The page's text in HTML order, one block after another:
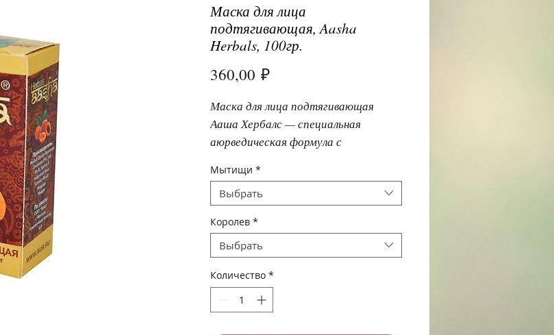
Маска для лица
подтягивающая, Aasha
Herbals, 100гр.
360,00 ₽Цена
Маска для лица подтягивающая
Ааша Хербалс — специальная
аюрведическая формула с
кожи.
Мытищи *
Выбрать
Королев *
Выбрать
Количество *